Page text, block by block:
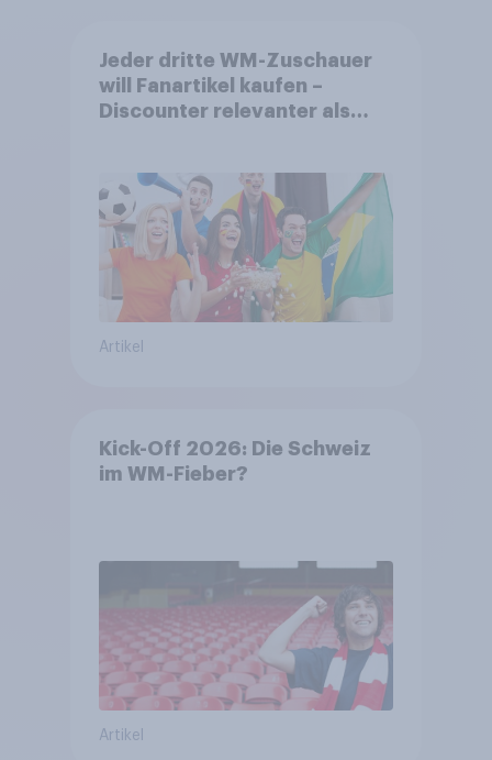
Jeder dritte WM-Zuschauer
will Fanartikel kaufen –
Discounter relevanter als
Artikel
Kick-Off 2026: Die Schweiz
im WM-Fieber?​
Artikel